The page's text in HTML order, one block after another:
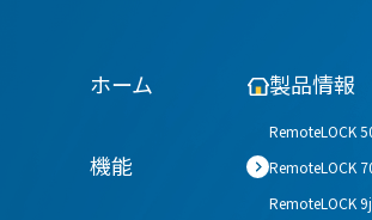
ホーム
機能
製品情報
RemoteLOCK
RemoteLOCK
RemoteLOCK 9j
活用事例